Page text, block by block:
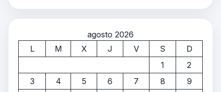
agosto 2026
L
M X J V S
D
1
2
3
4 5 6 7 8
9